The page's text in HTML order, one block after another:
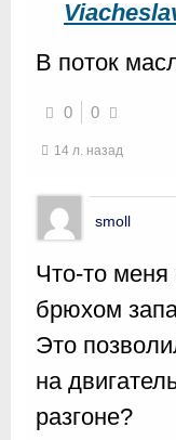
В поток
0 0
14 л. назад
smoll
Что-то
брюхом
Это
на
разгоне?